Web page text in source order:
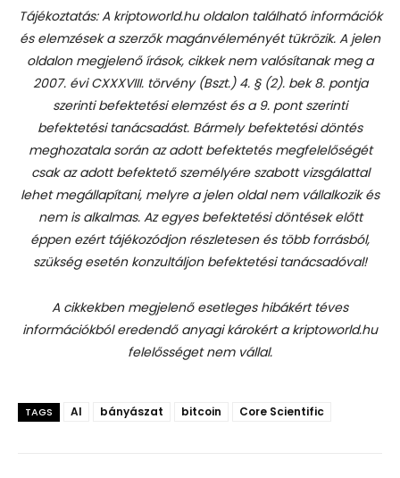
Tájékoztatás: A kriptoworld.hu oldalon található információk
és elemzések a szerzők magánvéleményét tükrözik. A jelen
oldalon megjelenő írások, cikkek nem valósítanak meg a
2007. évi CXXXVIII. törvény (Bszt.) 4. § (2). bek 8. pontja
szerinti befektetési elemzést és a 9. pont szerinti
befektetési tanácsadást. Bármely befektetési döntés
meghozatala során az adott befektetés megfelelőségét
csak az adott befektető személyére szabott vizsgálattal
lehet megállapítani, melyre a jelen oldal nem vállalkozik és
nem is alkalmas. Az egyes befektetési döntések előtt
éppen ezért tájékozódjon részletesen és több forrásból,
szükség esetén konzultáljon befektetési tanácsadóval!
A cikkekben megjelenő esetleges hibákért téves
információkból eredendő anyagi károkért a kriptoworld.hu
felelősséget nem vállal.
TAGS AI bányászat bitcoin Core Scientific